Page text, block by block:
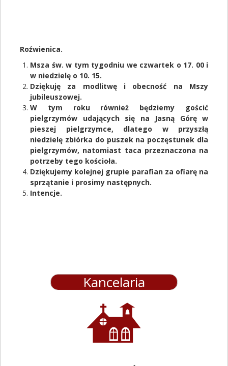
Roźwienica.
Msza św. w tym tygodniu we czwartek o 17. 00 i
w niedzielę o 10. 15.
Dziękuję za modlitwę i obecność na Mszy
jubileuszowej.
W tym roku również będziemy gościć
pielgrzymów udających się na Jasną Górę w
pieszej pielgrzymce, dlatego w przyszłą
niedzielę zbiórka do puszek na poczęstunek dla
pielgrzymów, natomiast taca przeznaczona na
potrzeby tego kościoła.
Dziękujemy kolejnej grupie parafian za ofiarę na
sprzątanie i prosimy następnych.
Intencje.
Rudołowice
+ Stanisław Ślęk od rodzin Kud, Moskal, Lewicki
06. Wtorek godz. 18. 00
Kancelaria